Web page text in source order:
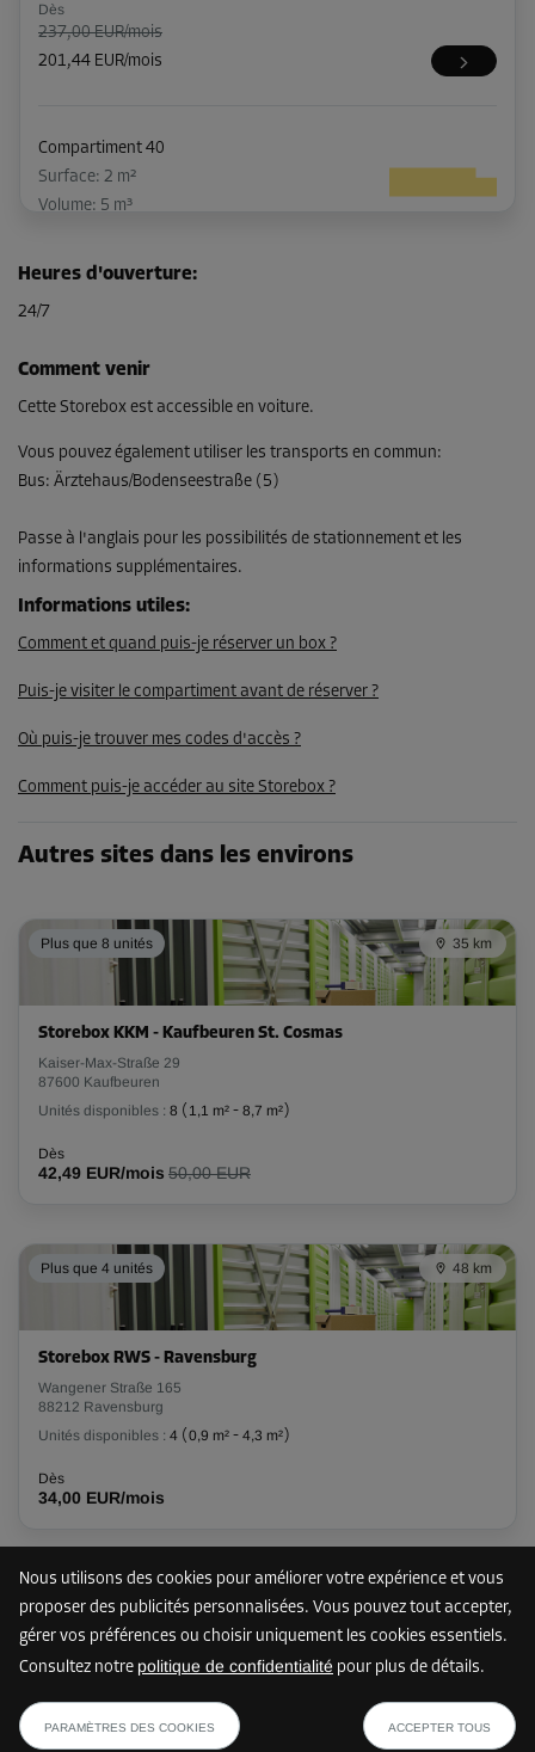
Nous utilisons des cookies pour améliorer votre expérience et vous
proposer des publicités personnalisées. Vous pouvez tout accepter,
gérer vos préférences ou choisir uniquement les cookies essentiels.
Consultez notre politique de confidentialité pour plus de détails.
PARAMÈTRES DES COOKIES ACCEPTER TOUS
Dès
237,00 EUR/mois
201,44 EUR/mois
Compartiment 40
Surface: 2 m²
Volume: 5 m³
-10%
82,00 EUR/mois
73,79 EUR/mois
Compartiment 63
Volume: 15,4 m³
-15%
Dès
174,00 EUR/mois
147,89 EUR/mois
Surface: 6,1 m²
m Larg:3,2 m Haut:2,7m
183,00 EUR/mois
155,54 EUR/mois
Heures d'ouverture:
24/7
Comment venir
Cette Storebox est accessible en voiture.
Vous pouvez également utiliser les transports en commun:
Bus: Ärztehaus/Bodenseestraße (5)
Passe à l'anglais pour les possibilités de stationnement et les
informations supplémentaires.
Informations utiles:
Comment et quand puis-je réserver un box ?
Puis-je visiter le compartiment avant de réserver ?
Où puis-je trouver mes codes d'accès ?
Comment puis-je accéder au site Storebox ?
Autres sites dans les environs
Plus que 8 unités 35 km
Storebox KKM - Kaufbeuren St. Cosmas
Kaiser-Max-Straße 29
87600 Kaufbeuren
Unités disponibles : 8 ( 1,1 m² - 8,7 m²)
Dès
42,49 EUR/mois 50,00 EUR
Plus que 4 unités 48 km
Storebox RWS - Ravensburg
Wangener Straße 165
88212 Ravensburg
Unités disponibles : 4 (0,9 m² - 4,3 m²)
Dès
34,00 EUR/mois
89231 Neu-Ulm
73,79 EUR/mois AFFICHER LE PLAN